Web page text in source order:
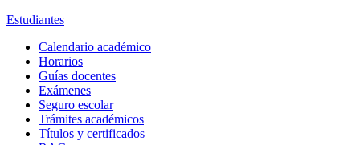
Estudiantes
Calendario académico
Horarios
Guías docentes
Exámenes
Seguro escolar
Trámites académicos
Títulos y certificados